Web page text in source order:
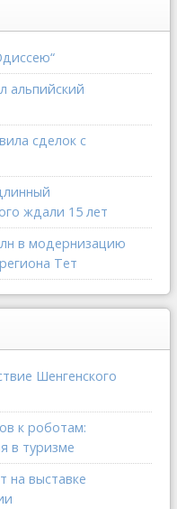
альпийский
сделок с
ждали 15 лет
в модернизацию
Тет
Шенгенского
к роботам:
в туризме
на выставке